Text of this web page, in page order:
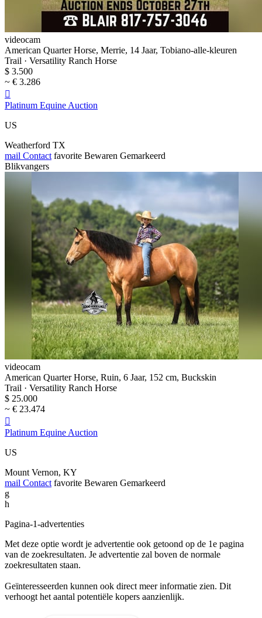
videocam
American Quarter Horse, Merrie, 14 Jaar, Tobiano-alle-kleuren
Trail · Versatility Ranch Horse
$ 3.500
~ € 3.286

Platinum Equine Auction
US
Weatherford TX
mail Contact favorite Bewaren Gemarkeerd
Blikvangers
videocam
American Quarter Horse, Ruin, 6 Jaar, 152 cm, Buckskin
Trail · Versatility Ranch Horse
$ 25.000
~ € 23.474

Platinum Equine Auction
US
Mount Vernon, KY
mail Contact favorite Bewaren Gemarkeerd
g
h
Pagina-1-advertenties
Met deze optie wordt je advertentie ook getoond op de 1e pagina
van de zoekresultaten. Je advertentie zal boven de normale
zoekresultaten staan.
Geïnteresseerden kunnen ook direct meer informatie zien. Dit
verhoogt het aantal potentiële kopers aanzienlijk.